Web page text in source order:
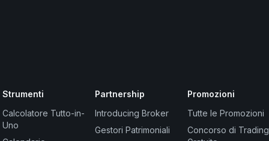
Strumenti
Calcolatore Tutto-in-
Uno
Partnership
Introducing Broker
Gestori Patrimoniali
Promozioni
Tutte le Promozioni
Concorso di Trading